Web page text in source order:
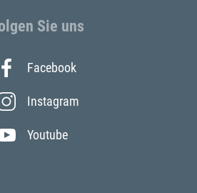
Sie uns
Facebook
Instagram
Youtube